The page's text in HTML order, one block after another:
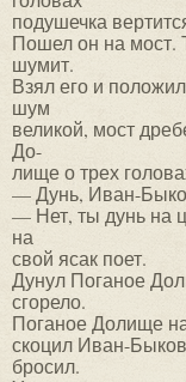
подушечка
Пошел он на мост.
шумит.
Взял его и
шум
великой, мост
До-
лище о трех
— Дунь, Иван-
— Нет, ты дунь на
на
свой ясак поет.
Дунул Поганое
сгорело.
Поганое Долище
скоцил Иван-
бросил.